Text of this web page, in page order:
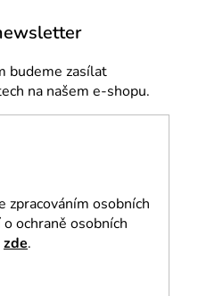
budeme zasílat
na našem e-shopu.
zpracováním osobních
ochraně osobních
zde.